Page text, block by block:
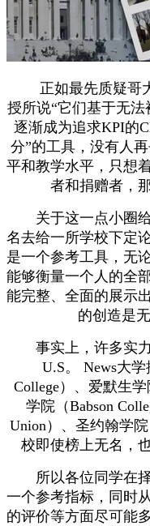
正如最先质疑哥大
授所说“它们基于无
逐渐成为追求KPI的
分”的工具，没有人
平和教学水平，只想
者和捐赠者，
关于这一点小圈给
名去给一所学校下定
是一个参考工具，无
能够衡量一个人的全
能完整、全面的展示
的创造是
事实上，许多实力
U.S。 News大
College）、爱默生
学院（Babson
Union）、圣约翰学院
校即使榜上无名，
所以各位同学在择
一个参考指标，同时
的评价等方面尽可能